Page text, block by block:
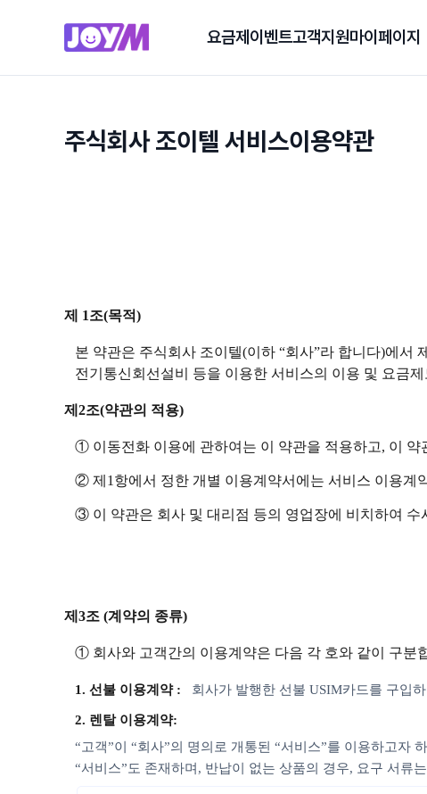
요금제 이벤트고객지원마이페이지
주식회사 조이텔 서비스이용약관
제 1조(목적)
본 약관은 주식회사 조이텔(이하 “회사”라 합니다)에서
전기통신회선설비 등을 이용한 서비스의 이용 및 요금
제2조(약관의 적용)
① 이동전화 이용에 관하여는 이 약관을 적용하고, 이
② 제1항에서 정한 개별 이용계약서에는 서비스 이용계
③ 이 약관은 회사 및 대리점 등의 영업장에 비치하여
제3조 (계약의 종류)
① 회사와 고객간의 이용계약은 다음 각 호와 같이 구분
1. 선불 이용계약 : 회사가 발행한 선불 USIM카드를 구입
2. 렌탈 이용계약:
“고객”이 “회사”의 명의로 개통된 “서비스”를 이용하고자
“서비스”도 존재하며, 반납이 없는 상품의 경우, 요구 서류